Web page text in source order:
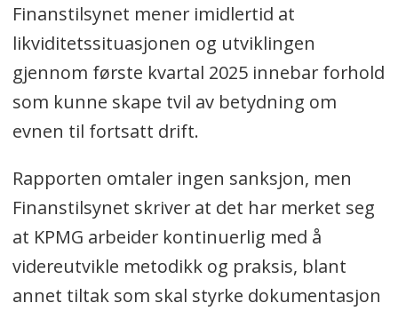
Finanstilsynet mener imidlertid at
likviditetssituasjonen og utviklingen
gjennom første kvartal 2025 innebar forhold
som kunne skape tvil av betydning om
evnen til fortsatt drift.
Rapporten omtaler ingen sanksjon, men
Finanstilsynet skriver at det har merket seg
at KPMG arbeider kontinuerlig med å
videreutvikle metodikk og praksis, blant
annet tiltak som skal styrke dokumentasjon